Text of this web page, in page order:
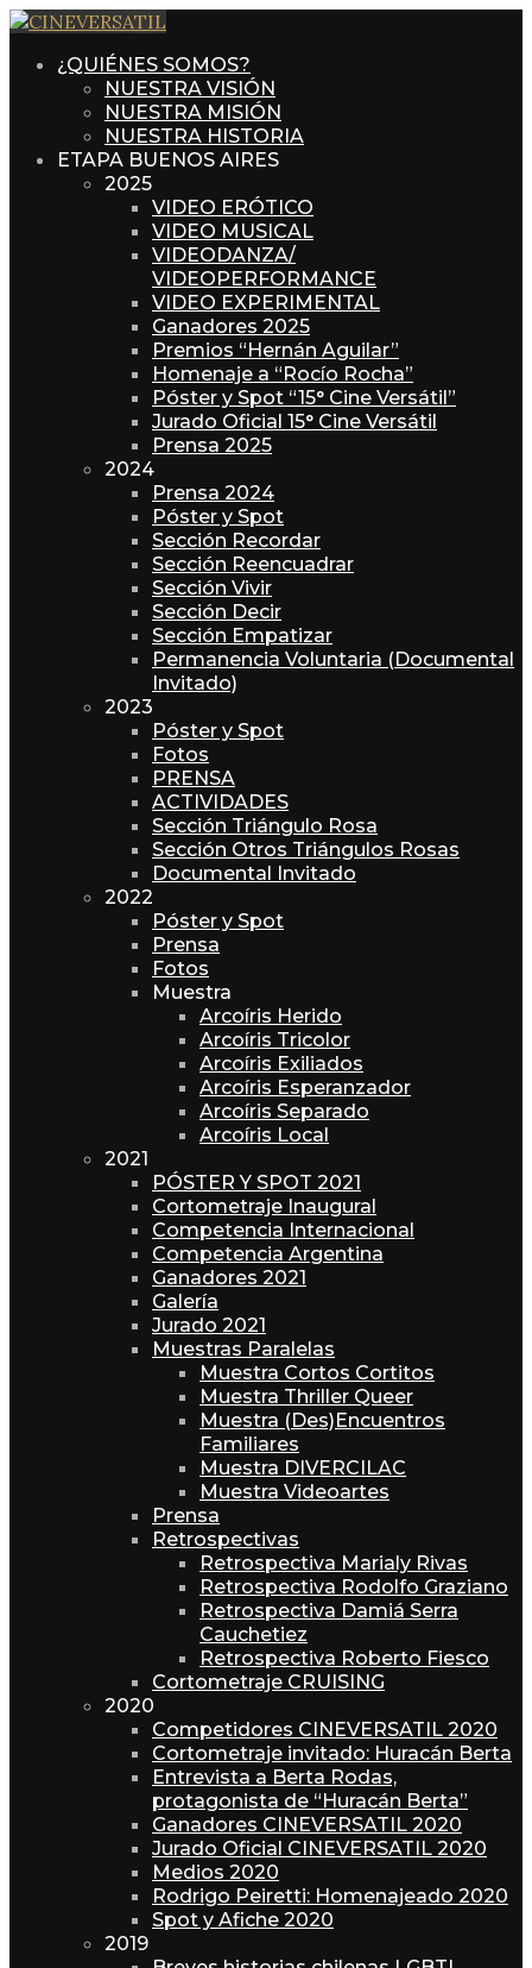
¿QUIÉNES SOMOS?
NUESTRA VISIÓN
NUESTRA MISIÓN
NUESTRA HISTORIA
ETAPA BUENOS AIRES
2025
VIDEO ERÓTICO
VIDEO MUSICAL
VIDEODANZA/
VIDEOPERFORMANCE
VIDEO EXPERIMENTAL
Ganadores 2025
Premios “Hernán Aguilar”
Homenaje a “Rocío Rocha”
Póster y Spot “15° Cine Versátil”
Jurado Oficial 15° Cine Versátil
Prensa 2025
2024
Prensa 2024
Póster y Spot
Sección Recordar
Sección Reencuadrar
Sección Vivir
Sección Decir
Sección Empatizar
Permanencia Voluntaria (Documental
Invitado)
2023
Póster y Spot
Fotos
PRENSA
ACTIVIDADES
Sección Triángulo Rosa
Sección Otros Triángulos Rosas
Documental Invitado
2022
Póster y Spot
Prensa
Fotos
Muestra
Arcoíris Herido
Arcoíris Tricolor
Arcoíris Exiliados
Arcoíris Esperanzador
Arcoíris Separado
Arcoíris Local
2021
PÓSTER Y SPOT 2021
Cortometraje Inaugural
Competencia Internacional
Competencia Argentina
Ganadores 2021
Galería
Jurado 2021
Muestras Paralelas
Muestra Cortos Cortitos
Muestra Thriller Queer
Muestra (Des)Encuentros
Familiares
Muestra DIVERCILAC
Muestra Videoartes
Prensa
Retrospectivas
Retrospectiva Marialy Rivas
Retrospectiva Rodolfo Graziano
Retrospectiva Damiá Serra
Cauchetiez
Retrospectiva Roberto Fiesco
Cortometraje CRUISING
2020
Competidores CINEVERSATIL 2020
Cortometraje invitado: Huracán Berta
Entrevista a Berta Rodas,
protagonista de “Huracán Berta”
Ganadores CINEVERSATIL 2020
Jurado Oficial CINEVERSATIL 2020
Medios 2020
Rodrigo Peiretti: Homenajeado 2020
Spot y Afiche 2020
2019